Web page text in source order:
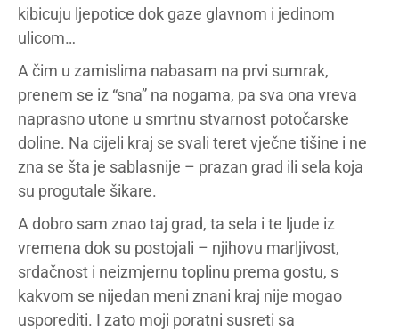
kibicuju ljepotice dok gaze glavnom i jedinom
ulicom…
A čim u zamislima nabasam na prvi sumrak,
prenem se iz “sna” na nogama, pa sva ona vreva
naprasno utone u smrtnu stvarnost potočarske
doline. Na cijeli kraj se svali teret vječne tišine i ne
zna se šta je sablasnije – prazan grad ili sela koja
su progutale šikare.
A dobro sam znao taj grad, ta sela i te ljude iz
vremena dok su postojali – njihovu marljivost,
srdačnost i neizmjernu toplinu prema gostu, s
kakvom se nijedan meni znani kraj nije mogao
usporediti. I zato moji poratni susreti sa